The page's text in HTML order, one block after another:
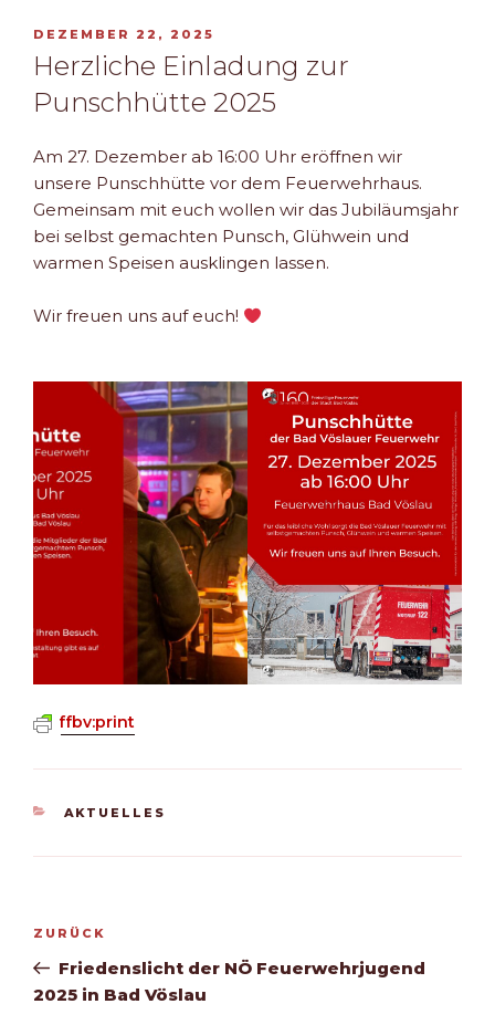
VERÖFFENTLICHT
AM
DEZEMBER 22, 2025
Herzliche Einladung zur
Punschhütte 2025
Am 27. Dezember ab 16:00 Uhr eröffnen wir
unsere Punschhütte vor dem Feuerwehrhaus.
Gemeinsam mit euch wollen wir das Jubiläumsjahr
bei selbst gemachten Punsch, Glühwein und
warmen Speisen ausklingen lassen.
Wir freuen uns auf euch!
ffbv:print
KATEGORIEN
AKTUELLES
Beitragsnavigation
Vorheriger
Beitrag
ZURÜCK
Friedenslicht der NÖ Feuerwehrjugend
2025 in Bad Vöslau